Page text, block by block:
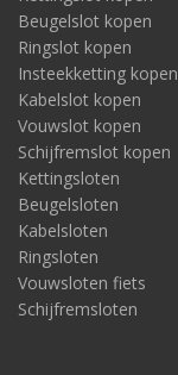
Beugelslot kopen
Ringslot kopen
Insteekketting kopen
Kabelslot kopen
Vouwslot kopen
Schijfremslot kopen
Kettingsloten
Beugelsloten
Kabelsloten
Ringsloten
Vouwsloten fiets
Schijfremsloten